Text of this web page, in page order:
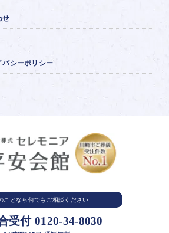
せ
バシーポリシー
ことなら何でもご相談ください
受付 0120-34-8030